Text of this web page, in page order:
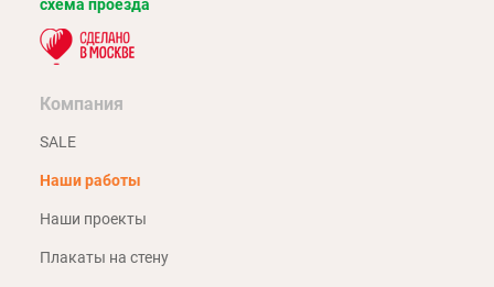
схема проезда
Компания
SALE
Наши работы
Наши проекты
Плакаты на стену